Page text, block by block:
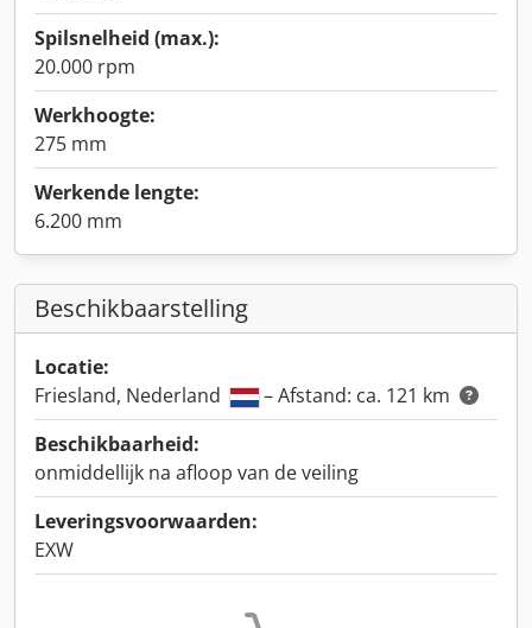
Spilsnelheid (max.):
20.000 rpm
Werkhoogte:
275 mm
Werkende lengte:
6.200 mm
Beschikbaarstelling
Locatie:
Friesland, Nederland
– Afstand: ca. 121 km
Beschikbaarheid:
onmiddellijk na afloop van de veiling
Leveringsvoorwaarden:
EXW